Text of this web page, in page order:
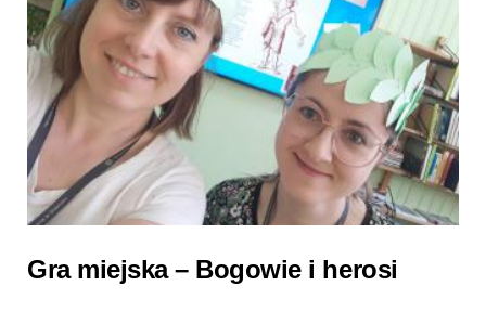
Gra miejska – Bogowie i herosi